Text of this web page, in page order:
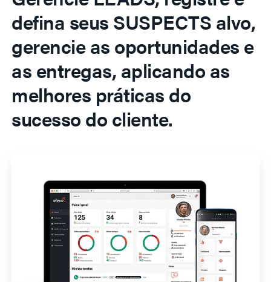
defina seus SUSPECTS alvo,
gerencie as oportunidades e
as entregas, aplicando as
melhores práticas do
sucesso do cliente.